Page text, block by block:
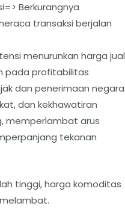
Berkurangnya
transaksi berjalan
menurunkan harga jual
pada profitabilitas
dan penerimaan negara
dan kekhawatiran
memperlambat arus
tekanan
tinggi, harga komoditas